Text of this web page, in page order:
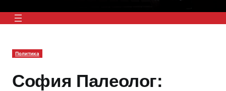
Политика
София Палеолог: